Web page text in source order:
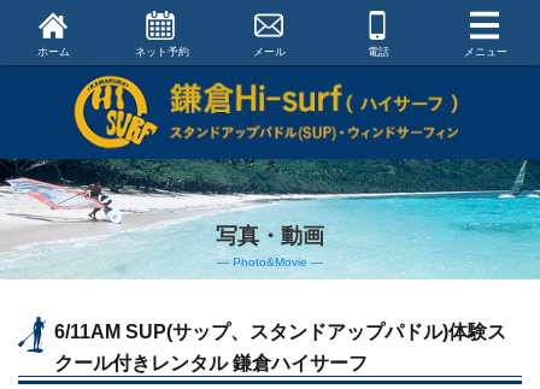
ホーム ネット予約 メール 電話 メニュー
写真・動画
― Photo&Movie ―
6/11AM SUP(サップ、スタンドアップパドル)体験ス
クール付きレンタル 鎌倉ハイサーフ